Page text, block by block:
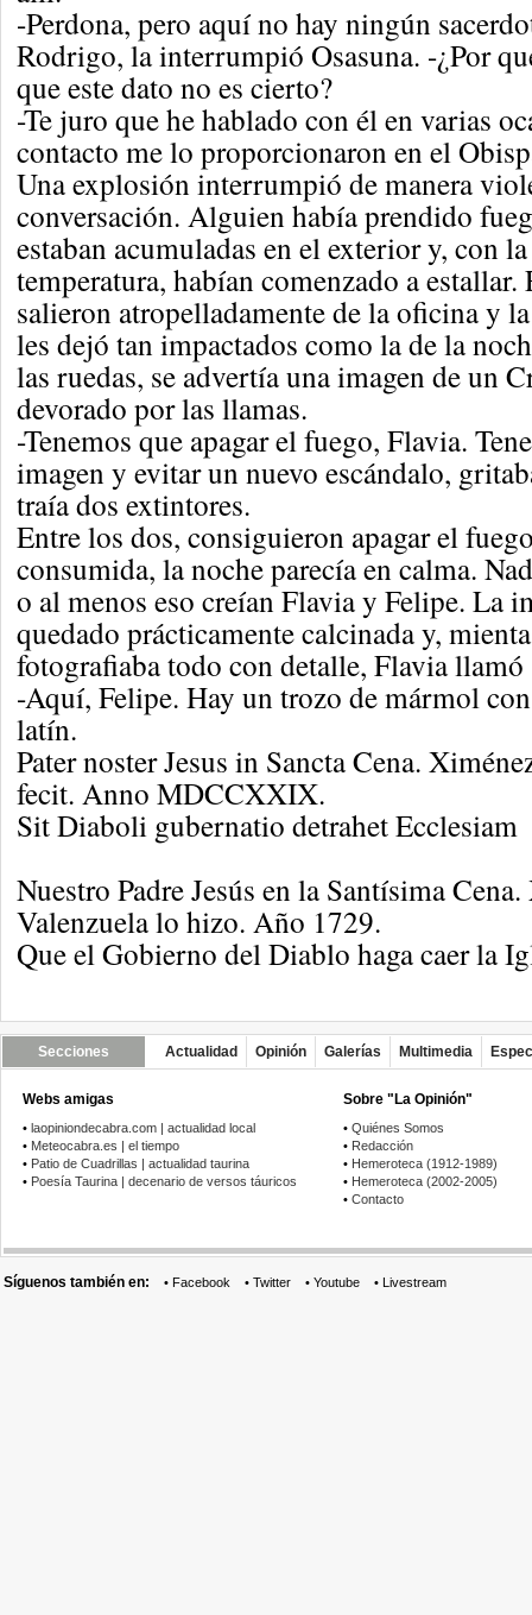
-Perdona, pero aquí no hay ningún
Rodrigo, la interrumpió Osasuna. -¿Por
que este dato no es cierto?
-Te juro que he hablado con él en varias
contacto me lo proporcionaron en el
Una explosión interrumpió de manera
conversación. Alguien había prendido
estaban acumuladas en el exterior y, con
temperatura, habían comenzado a
salieron atropelladamente de la oficina y
les dejó tan impactados como la de la
las ruedas, se advertía una imagen de un
devorado por las llamas.
-Tenemos que apagar el fuego, Flavia.
imagen y evitar un nuevo escándalo,
traía dos extintores.
Entre los dos, consiguieron apagar el
consumida, la noche parecía en calma.
o al menos eso creían Flavia y Felipe. La
quedado prácticamente calcinada y,
fotografiaba todo con detalle, Flavia llamó
-Aquí, Felipe. Hay un trozo de mármol
latín.
Pater noster Jesus in Sancta Cena.
fecit. Anno MDCCXXIX.
Sit Diaboli gubernatio detrahet Ecclesiam
Nuestro Padre Jesús en la Santísima
Valenzuela lo hizo. Año 1729.
Que el Gobierno del Diablo haga caer la
Secciones Actualidad Opinión Galerías Multimedia
Webs amigas
• laopiniondecabra.com | actualidad local
• Meteocabra.es | el tiempo
• Patio de Cuadrillas | actualidad taurina
• Poesía Taurina | decenario de versos táuricos
Sobre "La Opinión"
• Quiénes Somos
• Redacción
• Hemeroteca (1912-1989)
• Hemeroteca (2002-2005)
• Contacto
Síguenos también en: • Facebook • Twitter • Youtube • Livestream